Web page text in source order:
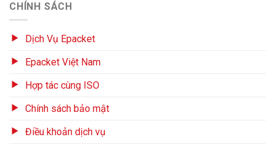
CHÍNH SÁCH
Dịch Vụ Epacket
Epacket Việt Nam
Hợp tác cùng ISO
Chính sách bảo mật
Điều khoản dịch vụ